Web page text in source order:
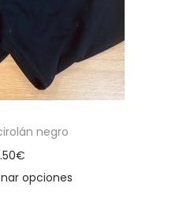
negro
€
opciones